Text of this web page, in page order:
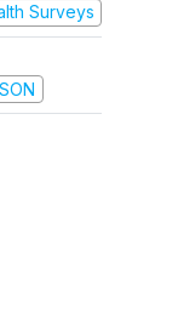
Surveys